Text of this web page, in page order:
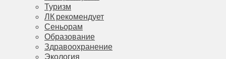
Туризм
ЛК рекомендует
Сеньорам
Образование
Здравоохранение
Экология